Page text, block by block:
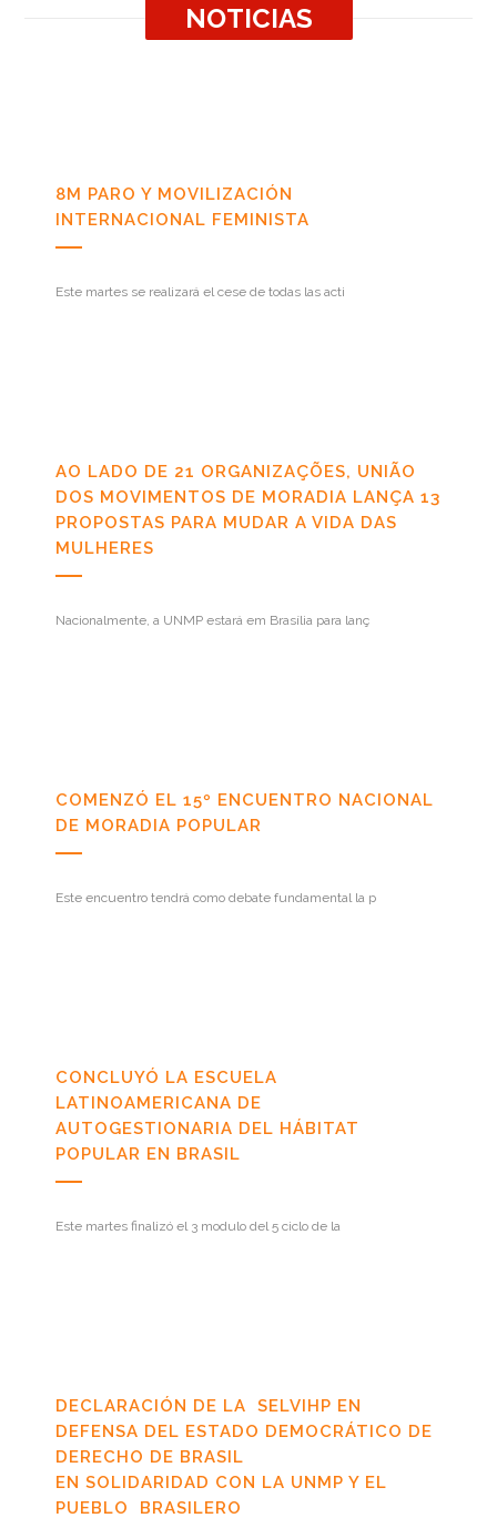
NOTICIAS
8M PARO Y MOVILIZACIÓN
INTERNACIONAL FEMINISTA
Este martes se realizará el cese de todas las acti
AO LADO DE 21 ORGANIZAÇÕES, UNIÃO
DOS MOVIMENTOS DE MORADIA LANÇA 13
PROPOSTAS PARA MUDAR A VIDA DAS
MULHERES
Nacionalmente, a UNMP estará em Brasília para lanç
COMENZÓ EL 15º ENCUENTRO NACIONAL
DE MORADIA POPULAR
Este encuentro tendrá como debate fundamental la p
CONCLUYÓ LA ESCUELA
LATINOAMERICANA DE
AUTOGESTIONARIA DEL HÁBITAT
POPULAR EN BRASIL
Este martes finalizó el 3 modulo del 5 ciclo de la
DECLARACIÓN DE LA SELVIHP EN
DEFENSA DEL ESTADO DEMOCRÁTICO DE
DERECHO DE BRASIL
EN SOLIDARIDAD CON LA UNMP Y EL
PUEBLO BRASILERO